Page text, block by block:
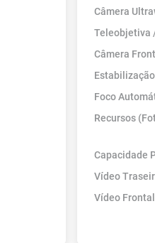
Câmera
Teleobjetiva
Câmera
Estabilização
Foco
Recursos
Capacidade
Vídeo
Vídeo Frontal